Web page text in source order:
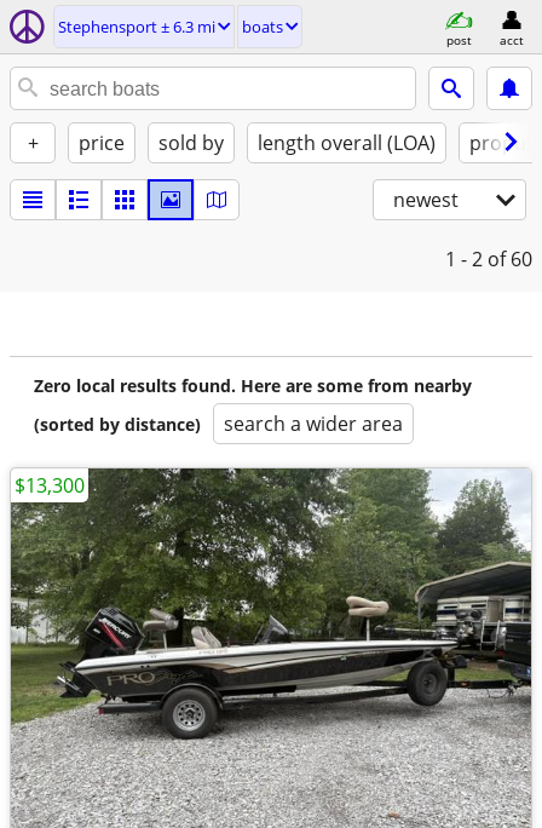
Stephensport ± 6.3 mi boats
post acct
+ price sold by length overall (LOA)
newest
1 - 2 of 60
Zero local results found. Here are some from nearby
(sorted by distance)
search a wider area
$13,300